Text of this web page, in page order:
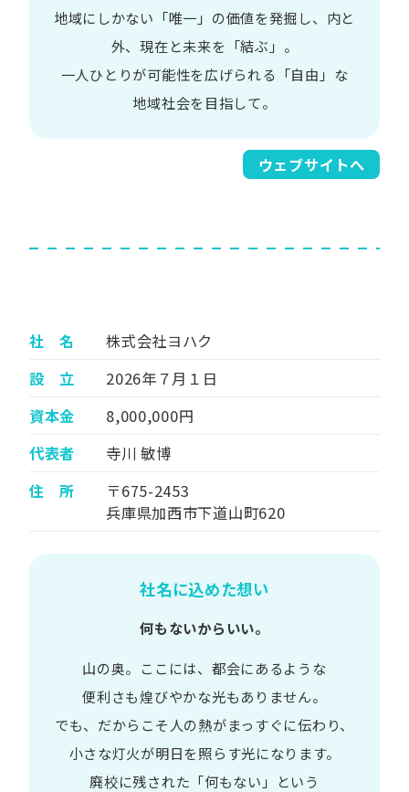
地域に​しかない​「唯一」の​価値を​発掘し、 内と​
外、​現在と​未来を​「結ぶ」。
一人​ひとりが​可能性を​広げられる 「自由」な​
地域社会を​目指して。​
ウェブサイトへ
社 名
株式会社ヨハク
設 立
2026年７月１日
資本金
8,000,000円
代表者
寺川 敏博
住 所
〒675-2453
兵庫県加西市下道山町620
社名に込めた想い
何もないからいい。
山の​奥。​ここには、​都会に​あるような​
便利さも煌びやかな​光も​ありません。​
でも、​だから​こそ 人の​熱が​まっすぐに​伝わり、
小さな​灯火が​明日を​照らす光に​なります。
廃校に​残された​「何も​ない」と​いう​